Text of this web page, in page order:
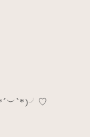
︶ `*)╯ ♡